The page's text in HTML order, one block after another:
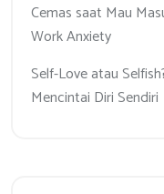
Cemas saat Mau
Work Anxiety
Self-Love atau
Mencintai Diri Sendiri